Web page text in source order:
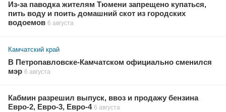
Из-за паводка жителям Тюмени запрещено купаться,
пить воду и поить домашний скот из городских
водоемов 6 августа
Камчатский край
В Петропавловске-Камчатском официально сменился
мэр 6 августа
Кабмин разрешил выпуск, ввоз и продажу бензина
Евро-2, Евро-3, Евро-4 6 августа